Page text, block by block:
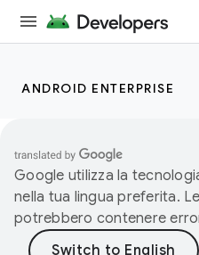
ANDROID ENTERPRISE
Google utilizza la
nella tua lingua preferita.
potrebbero contenere